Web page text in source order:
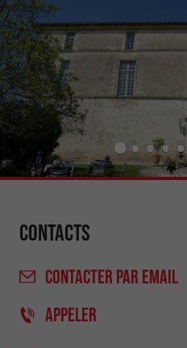
Contacts
CONTACTER PAR EMAIL
APPELER